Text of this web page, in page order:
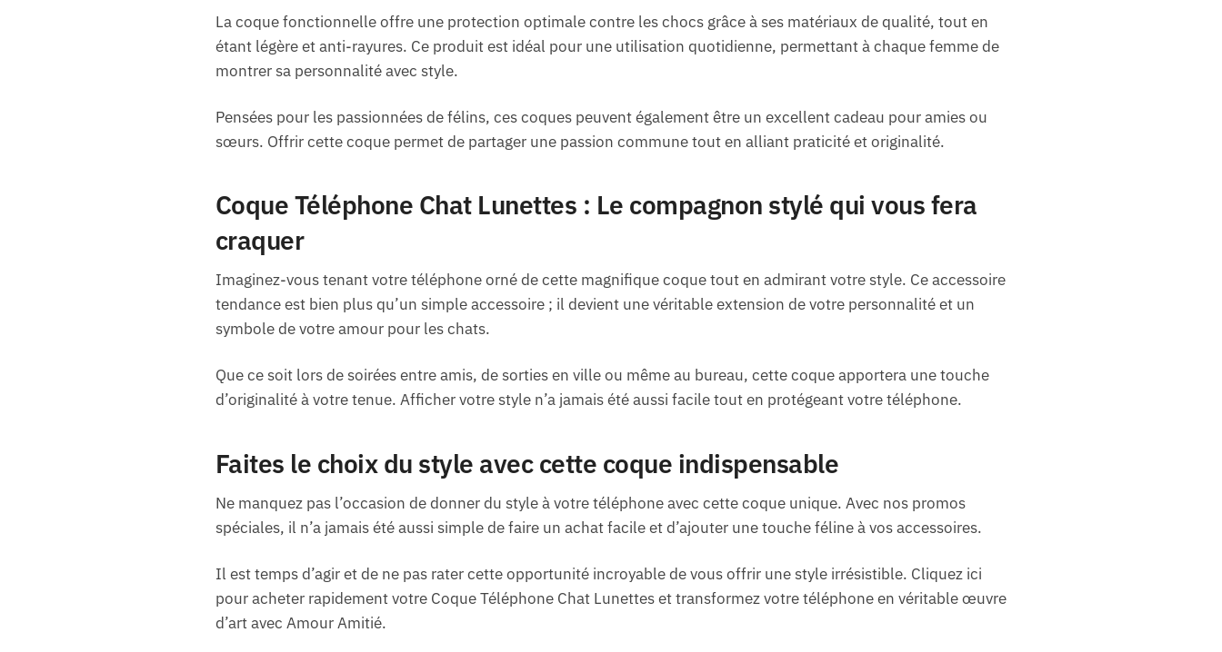
La coque fonctionnelle offre une protection optimale contre les chocs grâce à ses matériaux de qualité, tout en
étant légère et anti-rayures. Ce produit est idéal pour une utilisation quotidienne, permettant à chaque femme de
montrer sa personnalité avec style.
Pensées pour les passionnées de félins, ces coques peuvent également être un excellent cadeau pour amies ou
sœurs. Offrir cette coque permet de partager une passion commune tout en alliant praticité et originalité.
Coque Téléphone Chat Lunettes : Le compagnon stylé qui vous fera
craquer
Imaginez-vous tenant votre téléphone orné de cette magnifique coque tout en admirant votre style. Ce accessoire
tendance est bien plus qu’un simple accessoire ; il devient une véritable extension de votre personnalité et un
symbole de votre amour pour les chats.
Que ce soit lors de soirées entre amis, de sorties en ville ou même au bureau, cette coque apportera une touche
d’originalité à votre tenue. Afficher votre style n’a jamais été aussi facile tout en protégeant votre téléphone.
Faites le choix du style avec cette coque indispensable
Ne manquez pas l’occasion de donner du style à votre téléphone avec cette coque unique. Avec nos promos
spéciales, il n’a jamais été aussi simple de faire un achat facile et d’ajouter une touche féline à vos accessoires.
Il est temps d’agir et de ne pas rater cette opportunité incroyable de vous offrir une style irrésistible. Cliquez ici
pour acheter rapidement votre Coque Téléphone Chat Lunettes et transformez votre téléphone en véritable œuvre
d’art avec Amour Amitié.